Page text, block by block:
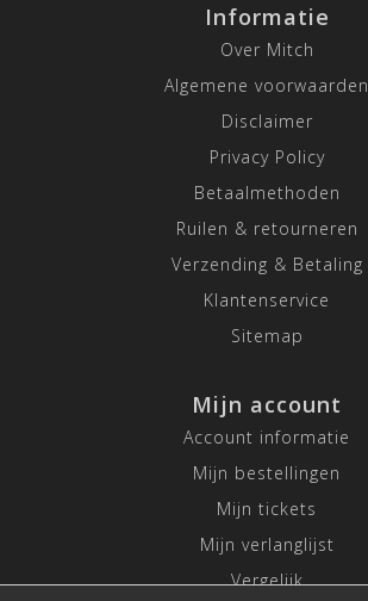
Informatie
Over Mitch
Algemene voorwaarden
Disclaimer
Privacy Policy
Betaalmethoden
Ruilen & retourneren
Verzending & Betaling
Klantenservice
Sitemap
Mijn account
Account informatie
Mijn bestellingen
Mijn tickets
Mijn verlanglijst
Vergelijk